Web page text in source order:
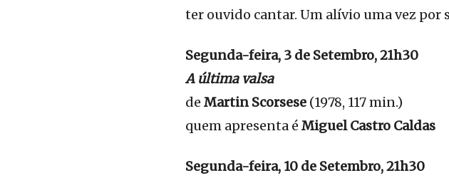
ter ouvido cantar. Um alívio uma vez por
Segunda-feira, 3 de Setembro, 21h30
A última valsa
de Martin Scorsese (1978, 117 min.)
quem apresenta é Miguel Castro Caldas
Segunda-feira, 10 de Setembro, 21h30